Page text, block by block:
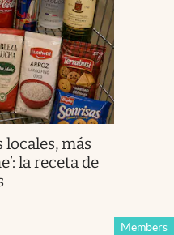
locales, más
la receta de
Members